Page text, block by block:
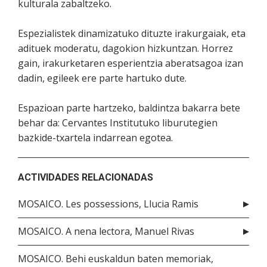
kulturala zabaltzeko.
Espezialistek dinamizatuko dituzte irakurgaiak, eta
adituek moderatu, dagokion hizkuntzan. Horrez
gain, irakurketaren esperientzia aberatsagoa izan
dadin, egileek ere parte hartuko dute.
Espazioan parte hartzeko, baldintza bakarra bete
behar da: Cervantes Institutuko liburutegien
bazkide-txartela indarrean egotea.
ACTIVIDADES RELACIONADAS
MOSAICO. Les possessions, Llucia Ramis
MOSAICO. A nena lectora, Manuel Rivas
MOSAICO. Behi euskaldun baten memoriak,